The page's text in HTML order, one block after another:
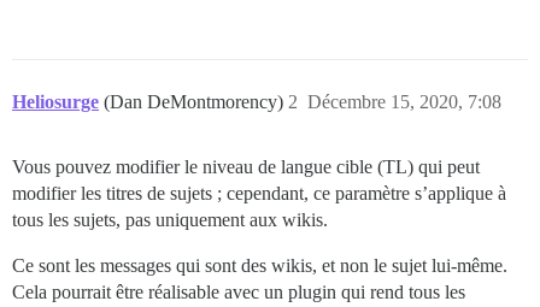
Heliosurge (Dan DeMontmorency) Décembre 15, 2020, 7:08
2
Vous pouvez modifier le niveau de langue cible (TL) qui peut
modifier les titres de sujets ; cependant, ce paramètre s’applique à
tous les sujets, pas uniquement aux wikis.
Ce sont les messages qui sont des wikis, et non le sujet lui-même.
Cela pourrait être réalisable avec un plugin qui rend tous les